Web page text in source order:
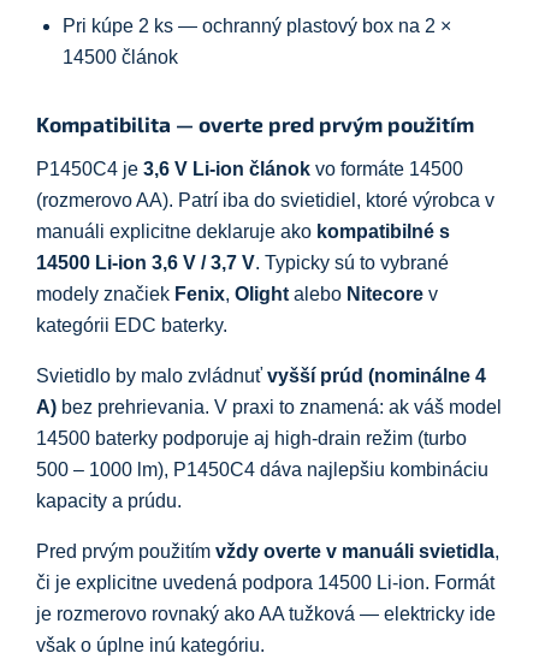
Pri kúpe 2 ks — ochranný plastový box na 2 ×
14500 článok
Kompatibilita — overte pred prvým použitím
P1450C4 je 3,6 V Li-ion článok vo formáte 14500
(rozmerovo AA). Patrí iba do svietidiel, ktoré výrobca v
manuáli explicitne deklaruje ako kompatibilné s
14500 Li-ion 3,6 V / 3,7 V. Typicky sú to vybrané
modely značiek Fenix, Olightalebo Nitecore v
kategórii EDC baterky.
Svietidlo by malo zvládnuť vyšší prúd (nominálne 4
A) bez prehrievania. V praxi to znamená: ak váš model
14500 baterky podporuje aj high-drain režim (turbo
500 – 1000 lm), P1450C4 dáva najlepšiu kombináciu
kapacity a prúdu.
Pred prvým použitím vždy overte v manuáli svietidla,
či je explicitne uvedená podpora 14500 Li-ion. Formát
je rozmerovo rovnaký ako AA tužková — elektricky ide
však o úplne inú kategóriu.